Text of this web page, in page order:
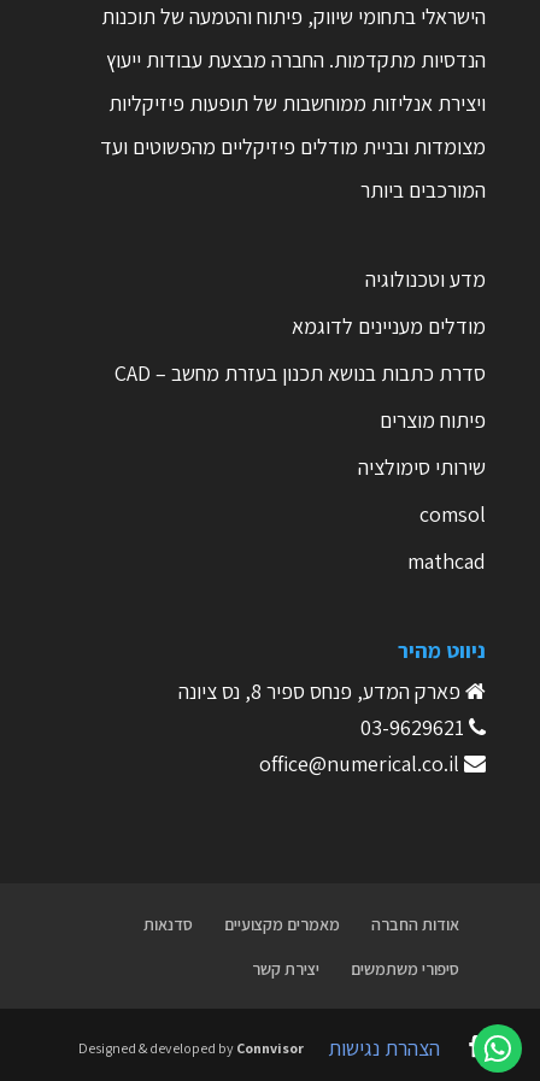
הישראלי בתחומי שיווק, פיתוח והטמעה של תוכנות
הנדסיות מתקדמות. החברה מבצעת עבודות ייעוץ
ויצירת אנליזות ממוחשבות של תופעות פיזיקליות
מצומדות ובניית מודלים פיזיקליים מהפשוטים ועד
המורכבים ביותר
מדע וטכנולוגיה
מודלים מעניינים לדוגמא
סדרת כתבות בנושא תכנון בעזרת מחשב – CAD
פיתוח מוצרים
שירותי סימולציה
comsol
mathcad
ניווט מהיר
פארק המדע, פנחס ספיר 8, נס ציונה
03-9629621
office@numerical.co.il
אודות החברה מאמרים מקצועיים סדנאות
סיפורי משתמשים יצירת קשר
הצהרת נגישות Designed & developed by Connvisor